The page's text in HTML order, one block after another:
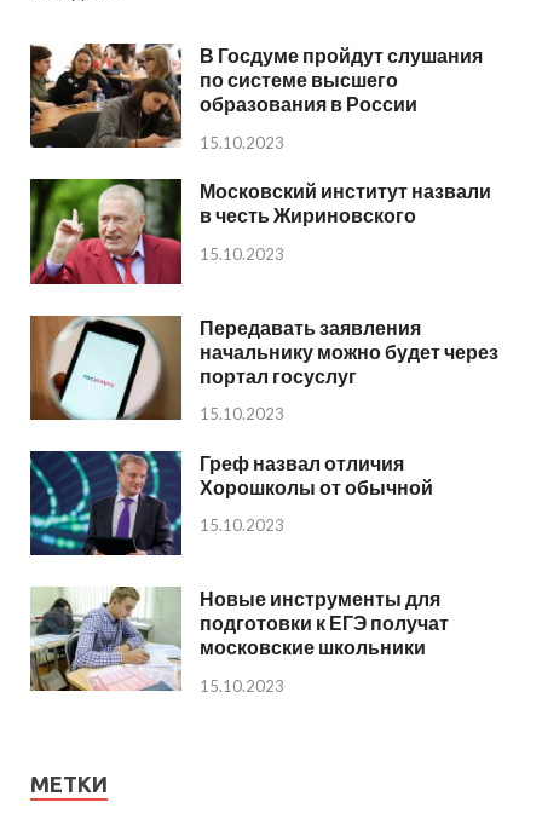
В Госдуме пройдут слушания
по системе высшего
образования в России
15.10.2023
Московский институт назвали
в честь Жириновского
15.10.2023
Передавать заявления
начальнику можно будет через
портал госуслуг
15.10.2023
Греф назвал отличия
Хорошколы от обычной
15.10.2023
Новые инструменты для
подготовки к ЕГЭ получат
московские школьники
15.10.2023
МЕТКИ